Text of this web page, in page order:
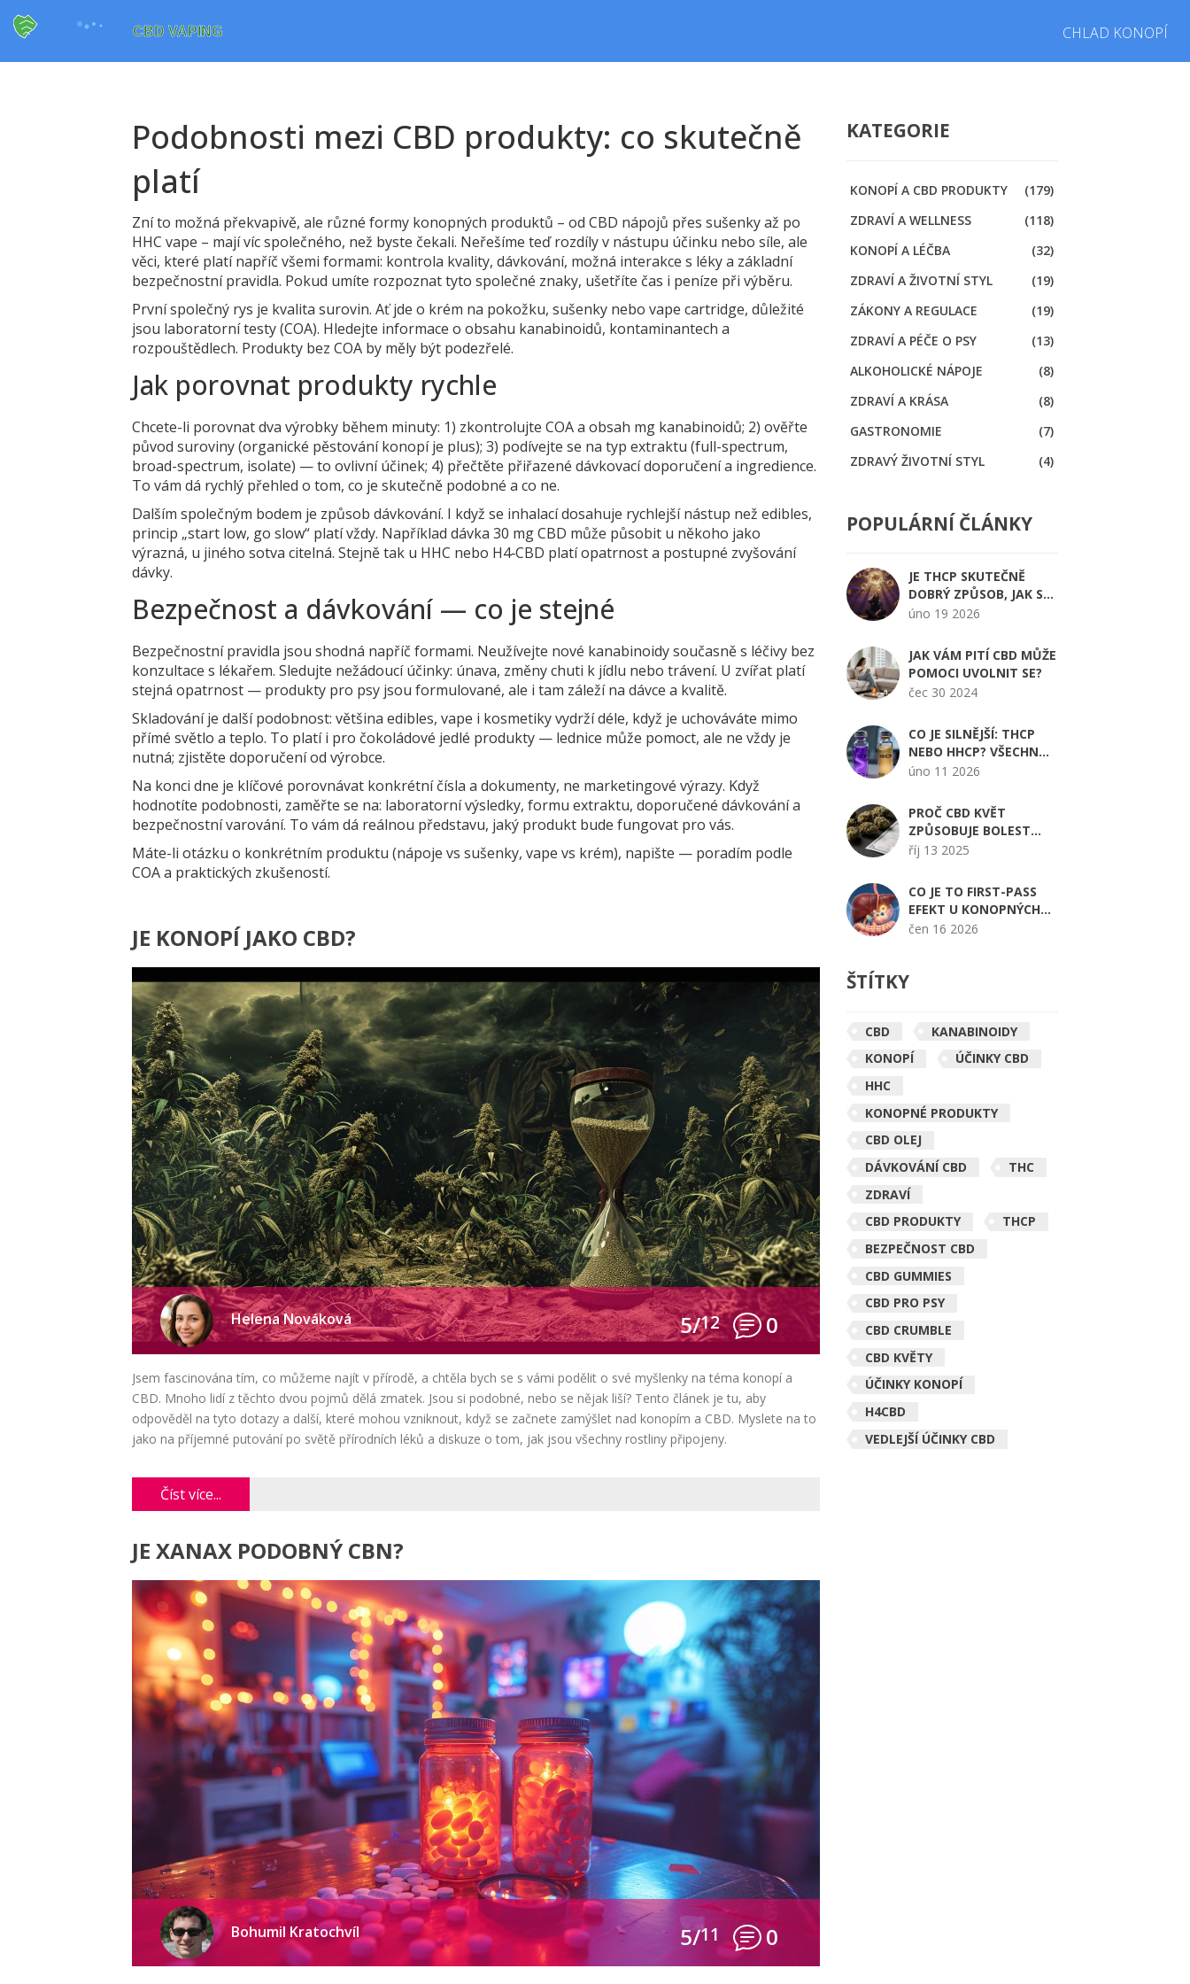
CHLAD KONOPÍ
Podobnosti mezi CBD produkty: co skutečně
platí
Zní to možná překvapivě, ale různé formy konopných produktů – od CBD nápojů přes sušenky až po
HHC vape – mají víc společného, než byste čekali. Neřešíme teď rozdíly v nástupu účinku nebo síle, ale
věci, které platí napříč všemi formami: kontrola kvality, dávkování, možná interakce s léky a základní
bezpečnostní pravidla. Pokud umíte rozpoznat tyto společné znaky, ušetříte čas i peníze při výběru.
První společný rys je kvalita surovin. Ať jde o krém na pokožku, sušenky nebo vape cartridge, důležité
jsou laboratorní testy (COA). Hledejte informace o obsahu kanabinoidů, kontaminantech a
rozpouštědlech. Produkty bez COA by měly být podezřelé.
Jak porovnat produkty rychle
Chcete-li porovnat dva výrobky během minuty: 1) zkontrolujte COA a obsah mg kanabinoidů; 2) ověřte
původ suroviny (organické pěstování konopí je plus); 3) podívejte se na typ extraktu (full-spectrum,
broad-spectrum, isolate) — to ovlivní účinek; 4) přečtěte přiřazené dávkovací doporučení a ingredience.
To vám dá rychlý přehled o tom, co je skutečně podobné a co ne.
Dalším společným bodem je způsob dávkování. I když se inhalací dosahuje rychlejší nástup než edibles,
princip „start low, go slow“ platí vždy. Například dávka 30 mg CBD může působit u někoho jako
výrazná, u jiného sotva citelná. Stejně tak u HHC nebo H4‑CBD platí opatrnost a postupné zvyšování
dávky.
Bezpečnost a dávkování — co je stejné
Bezpečnostní pravidla jsou shodná napříč formami. Neužívejte nové kanabinoidy současně s léčivy bez
konzultace s lékařem. Sledujte nežádoucí účinky: únava, změny chuti k jídlu nebo trávení. U zvířat platí
stejná opatrnost — produkty pro psy jsou formulované, ale i tam záleží na dávce a kvalitě.
Skladování je další podobnost: většina edibles, vape i kosmetiky vydrží déle, když je uchováváte mimo
přímé světlo a teplo. To platí i pro čokoládové jedlé produkty — lednice může pomoct, ale ne vždy je
nutná; zjistěte doporučení od výrobce.
Na konci dne je klíčové porovnávat konkrétní čísla a dokumenty, ne marketingové výrazy. Když
hodnotíte podobnosti, zaměřte se na: laboratorní výsledky, formu extraktu, doporučené dávkování a
bezpečnostní varování. To vám dá reálnou představu, jaký produkt bude fungovat pro vás.
Máte-li otázku o konkrétním produktu (nápoje vs sušenky, vape vs krém), napište — poradím podle
COA a praktických zkušeností.
JE KONOPÍ JAKO CBD?
Helena Nováková 5/12 0
Jsem fascinována tím, co můžeme najít v přírodě, a chtěla bych se s vámi podělit o své myšlenky na téma konopí a
CBD. Mnoho lidí z těchto dvou pojmů dělá zmatek. Jsou si podobné, nebo se nějak liší? Tento článek je tu, aby
odpověděl na tyto dotazy a další, které mohou vzniknout, když se začnete zamýšlet nad konopím a CBD. Myslete na to
jako na příjemné putování po světě přírodních léků a diskuze o tom, jak jsou všechny rostliny připojeny.
Číst více...
JE XANAX PODOBNÝ CBN?
Bohumil Kratochvíl 5/11 0
KATEGORIE
KONOPÍ A CBD PRODUKTY
(179)
ZDRAVÍ A WELLNESS
(118)
KONOPÍ A LÉČBA
(32)
ZDRAVÍ A ŽIVOTNÍ STYL
(19)
ZÁKONY A REGULACE
(19)
ZDRAVÍ A PÉČE O PSY
(13)
ALKOHOLICKÉ NÁPOJE
(8)
ZDRAVÍ A KRÁSA
(8)
GASTRONOMIE
(7)
ZDRAVÝ ŽIVOTNÍ STYL
(4)
POPULÁRNÍ ČLÁNKY
JE THCP SKUTEČNĚ
DOBRÝ ZPŮSOB, JAK SE
VYSOKO CÍTIT?
úno 19 2026
JAK VÁM PITÍ CBD MŮŽE
POMOCI UVOLNIT SE?
čec 30 2024
CO JE SILNĚJŠÍ: THCP
NEBO HHCP? VŠECHNO,
CO POTŘEBUJETE
KANABINOIDECH
úno 11 2026
PROČ CBD KVĚT
ZPŮSOBUJE BOLEST
HLAVY? - PŘÍČINY A
říj 13 2025
CO JE TO FIRST-PASS
EFEKT U KONOPNÝCH
EDIBLES? VYSVĚTLENÍ A
čen 16 2026
ŠTÍTKY
CBD
KANABINOIDY
KONOPÍ
ÚČINKY CBD
HHC
KONOPNÉ PRODUKTY
CBD OLEJ
DÁVKOVÁNÍ CBD
THC
ZDRAVÍ
CBD PRODUKTY
THCP
BEZPEČNOST CBD
CBD GUMMIES
CBD PRO PSY
CBD CRUMBLE
CBD KVĚTY
ÚČINKY KONOPÍ
H4CBD
VEDLEJŠÍ ÚČINKY CBD